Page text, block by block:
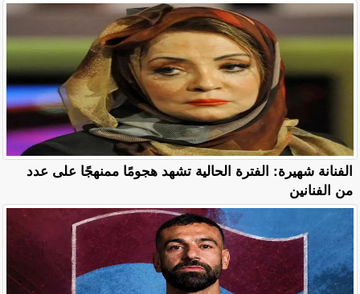
الفنانة شهيرة: الفترة الحالية تشهد هجومًا ممنهجًا على عدد
من الفنانين